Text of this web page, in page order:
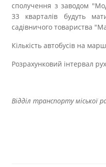
сполучення з заводом
33 кварталів будуть
садівничого товариства
Кількість автобусів на
Розрахунковий інтервал
Відділ транспорту міської